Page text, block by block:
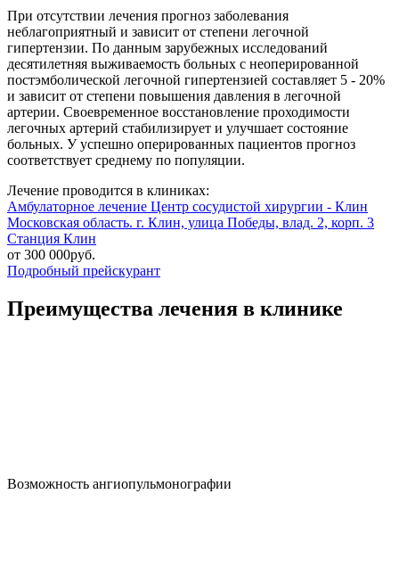
При отсутствии лечения прогноз заболевания
неблагоприятный и зависит от степени легочной
гипертензии. По данным зарубежных исследований
десятилетняя выживаемость больных с неоперированной
постэмболической легочной гипертензией составляет 5 - 20%
и зависит от степени повышения давления в легочной
артерии. Своевременное восстановление проходимости
легочных артерий стабилизирует и улучшает состояние
больных. У успешно оперированных пациентов прогноз
соответствует среднему по популяции.
Лечение проводится в клиниках:
Амбулаторное лечение Центр сосудистой хирургии - Клин
Московская область. г. Клин, улица Победы, влад. 2, корп. 3
Станция Клин
от 300 000руб.
Подробный прейскурант
Преимущества лечения в клинике
Возможность ангиопульмонографии